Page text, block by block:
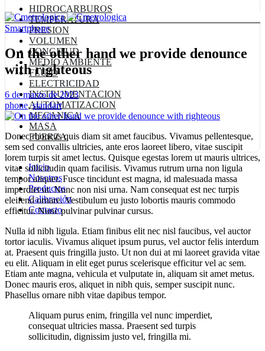
HIDROCARBUROS
TEMPERATURA
PRESION
VOLUMEN
LONGITUD
MEDIO AMBIENTE
FLUJO
ELECTRICIDAD
INSTRUMENTACION
AUTOMATIZACION
MECANICA
MASA
FUERZA
Inicio
Nosotros
Productos
Calibración
Contacto
Smartphone
On the other hand we provide denounce
with righteous
6 de marzo de 2023
phone,standart
Donec rhoncus quis diam sit amet faucibus. Vivamus pellentesque,
sem sed convallis ultricies, ante eros laoreet libero, vitae suscipit
lorem turpis sit amet lectus. Quisque egestas lorem ut mauris ultrices,
vitae sollicitudin quam facilisis. Vivamus rutrum urna non ligula
tempor aliquet. Fusce tincidunt est magna, id malesuada massa
imperdiet ut. Nunc non nisi urna. Nam consequat est nec turpis
eleifend ornare. Vestibulum eu justo lobortis mauris commodo
efficitur. Nunc pulvinar pulvinar cursus.
Nulla id nibh ligula. Etiam finibus elit nec nisl faucibus, vel auctor
tortor iaculis. Vivamus aliquet ipsum purus, vel auctor felis interdum
at. Praesent quis fringilla justo. Ut non dui at mi laoreet gravida vitae
eu elit. Aliquam in elit eget purus scelerisque efficitur vel ac sem.
Etiam ante magna, vehicula et vulputate in, aliquam sit amet metus.
Donec mauris eros, aliquet in nibh quis, semper suscipit nunc.
Phasellus ornare nibh vitae dapibus tempor.
Aliquam purus enim, fringilla vel nunc imperdiet,
consequat ultricies massa. Praesent sed turpis
sollicitudin, dignissim justo vel, fringilla mi.